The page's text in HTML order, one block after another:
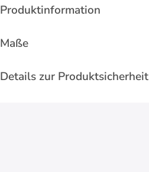
Produktinformation
Maße
Details zur Produktsicherheit